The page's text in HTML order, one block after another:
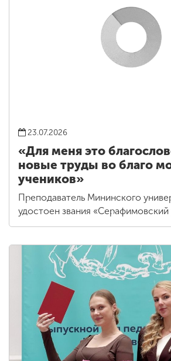
23.07.2026
«Для меня это
новые труды во благо
учеников»
Преподаватель Мининского
удостоен звания «Серафимовский